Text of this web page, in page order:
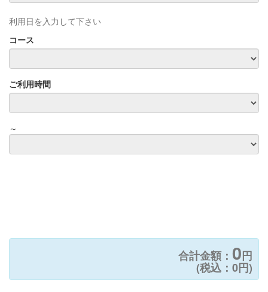
利用日を入力して下さい
コース
ご利用時間
～
合計金額： 0円
(税込： 0円)